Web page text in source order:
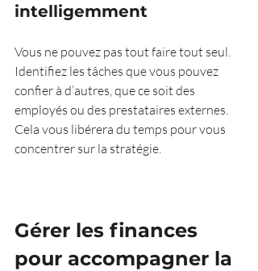
intelligemment
Vous ne pouvez pas tout faire tout seul.
Identifiez les tâches que vous pouvez
confier à d’autres, que ce soit des
employés ou des prestataires externes.
Cela vous libérera du temps pour vous
concentrer sur la stratégie.
Gérer les finances
pour accompagner la